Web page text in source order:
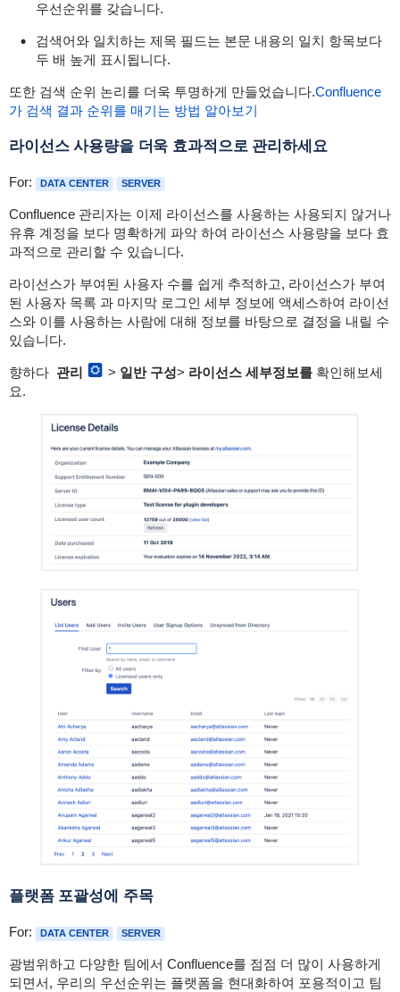
우선순위를 갖습니다.
검색어와 일치하는 제목 필드는 본문 내용의 일치 항목보다
두 배 높게 표시됩니다.
또한 검색 순위 논리를 더욱 투명하게 만들었습니다.Confluence
가 검색 결과 순위를 매기는 방법 알아보기
라이선스 사용량을 더욱 효과적으로 관리하세요
For: DATA CENTER SERVER
Confluence 관리자는 이제 라이선스를 사용하는 사용되지 않거나
유휴 계정을 보다 명확하게 파악 하여 라이선스 사용량을 보다 효
과적으로 관리할 수 있습니다.
라이선스가 부여된 사용자 수를 쉽게 추적하고, 라이선스가 부여
된 사용자 목록 과 마지막 로그인 세부 정보에 액세스하여 라이선
스와 이를 사용하는 사람에 대해 정보를 바탕으로 결정을 내릴 수
있습니다.
향하다 관리 > 일반 구성> 라이선스 세부정보를확인해보세
요.
플랫폼 포괄성에 주목
For: DATA CENTER SERVER
광범위하고 다양한 팀에서 Confluence를 점점 더 많이 사용하게
되면서, 우리의 우선순위는 플랫폼을 현대화하여 포용적이고 팀